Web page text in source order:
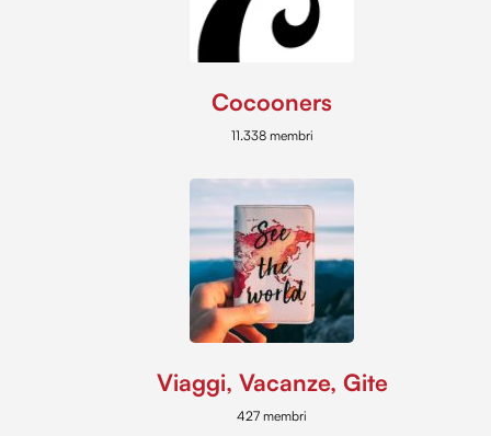
Cocooners
11.338 membri
Viaggi, Vacanze, Gite
427 membri